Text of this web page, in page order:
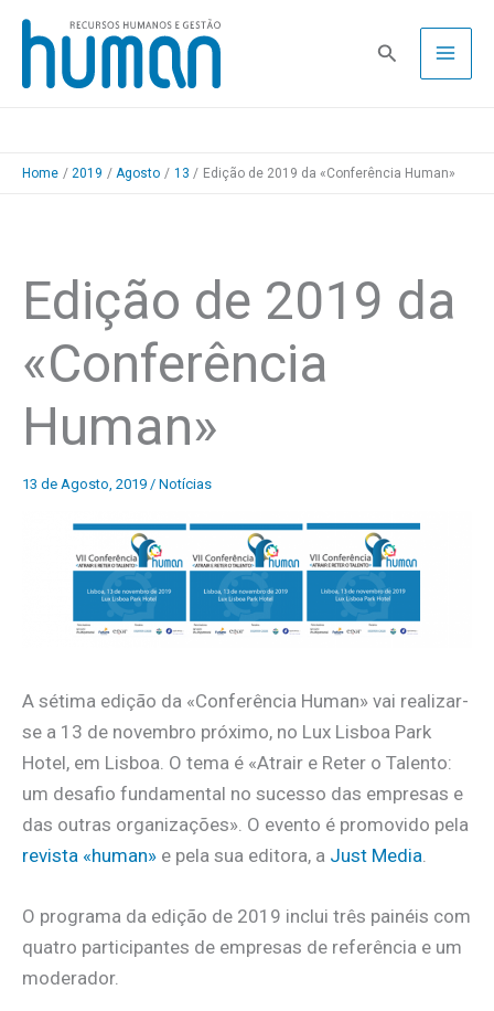
Skip
content
Pesquisa
Home 2019 Agosto 13 Edição de 2019 da «Conferência Human»
Edição de 2019 da
«Conferência
Human»
13 de Agosto, 2019 / Notícias
A sétima edição da «Conferência Human» vai realizar-
se a 13 de novembro próximo, no Lux Lisboa Park
Hotel, em Lisboa. O tema é «Atrair e Reter o Talento:
um desafio fundamental no sucesso das empresas e
das outras organizações». O evento é promovido pela
revista «human» e pela sua editora, a Just Media
O programa da edição de 2019 inclui três painéis com
quatro participantes de empresas de referência e um
moderador.